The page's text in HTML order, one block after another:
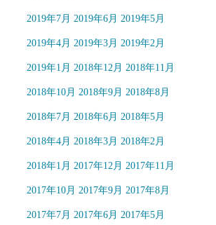
2019年7月 2019年6月 2019年5月
2019年4月 2019年3月 2019年2月
2019年1月 2018年12月 2018年11月
2018年10月 2018年9月 2018年8月
2018年7月 2018年6月 2018年5月
2018年4月 2018年3月 2018年2月
2018年1月 2017年12月 2017年11月
2017年10月 2017年9月 2017年8月
2017年7月 2017年6月 2017年5月